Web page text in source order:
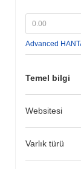
Advanced
Temel bilgi
Websitesi
Varlık türü